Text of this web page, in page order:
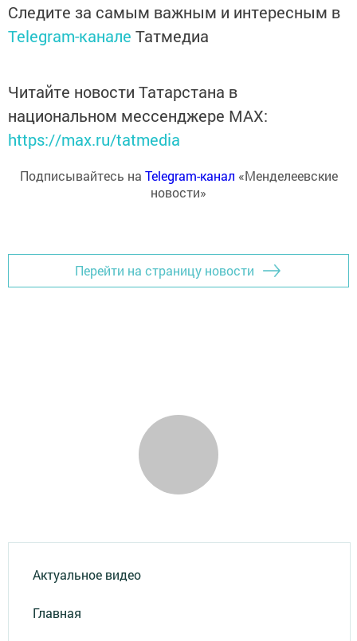
Следите за самым важным и интересным в
Telegram-канале Татмедиа
Читайте новости Татарстана в
национальном мессенджере MАХ:
https://max.ru/tatmedia
Подписывайтесь на Telegram-канал «Менделеевские
новости»
Перейти на страницу новости
Актуальное видео
Главная